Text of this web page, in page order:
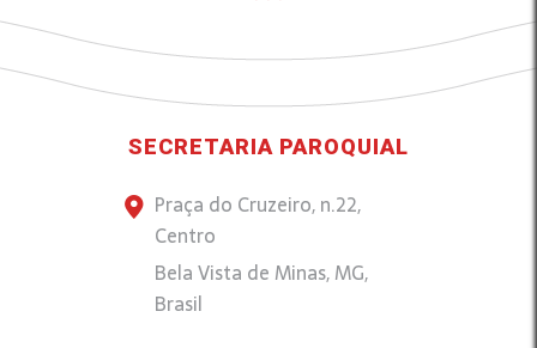
SECRETARIA PAROQUIAL
Praça do Cruzeiro, n.22,
Centro
Bela Vista de Minas, MG,
Brasil